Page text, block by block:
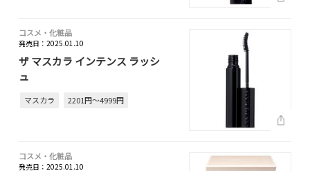
コスメ・化粧品
発売日：2025.01.10
ザ マスカラ インテンス ラッシ
ュ
マスカラ 2201円～4999円
コスメ・化粧品
発売日：2025.01.10